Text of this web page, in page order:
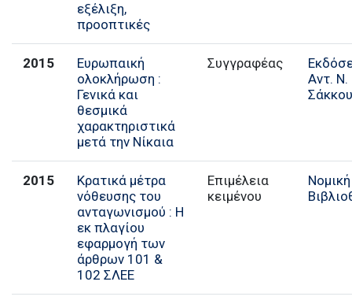
εξέλιξη,
προοπτικές
2015
Ευρωπαική
ολοκλήρωση :
Γενικά και
θεσμικά
χαρακτηριστικά
μετά την Νίκαια
Συγγραφέας
Αντ. Ν.
2015
Κρατικά μέτρα
νόθευσης του
ανταγωνισμού : Η
εκ πλαγίου
εφαρμογή των
άρθρων 101 &
102 ΣΛΕΕ
Επιμέλεια
κειμένου
Νομική